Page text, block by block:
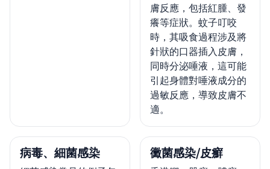
膚反應，包括紅腫、發
癢等症狀。蚊子叮咬
時，其吸食過程涉及將
針狀的口器插入皮膚，
同時分泌唾液，這可能
引起身體對唾液成分的
過敏反應，導致皮膚不
適。
病毒、細菌感染 黴菌感染/皮癬